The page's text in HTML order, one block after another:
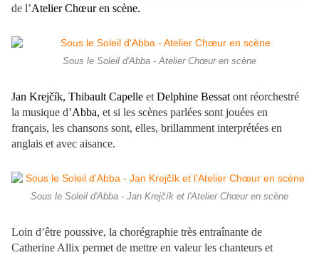
de l’Atelier Chœur en scène.
Sous le Soleil d'Abba - Atelier Chœur en scène
Jan Krejčík, Thibault Capelle et Delphine Bessat ont réorchestré
la musique d’Abba, et si les scènes parlées sont jouées en
français, les chansons sont, elles, brillamment interprétées en
anglais et avec aisance.
Sous le Soleil d'Abba - Jan Krejčík et l'Atelier Chœur en scène
Loin d’être poussive, la chorégraphie très entraînante de
Catherine Allix permet de mettre en valeur les chanteurs et